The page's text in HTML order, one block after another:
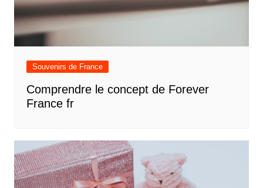
Souvenirs de France
Comprendre le concept de Forever
France fr